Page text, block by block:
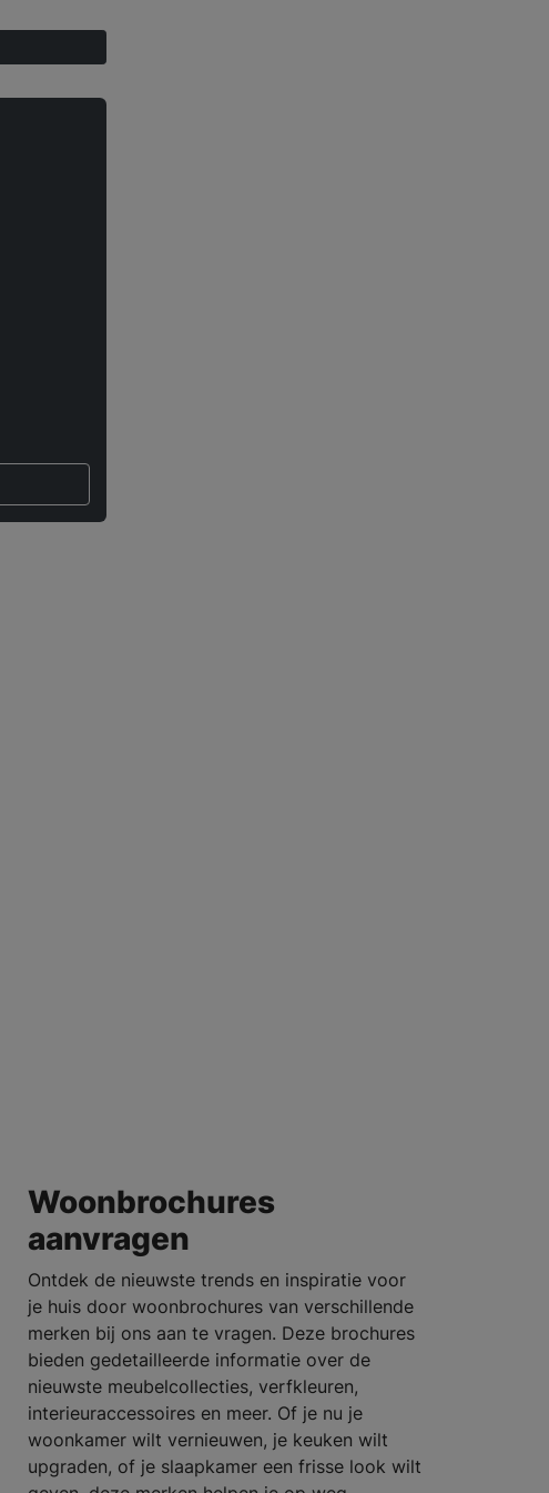
Woonbrochures
aanvragen
Ontdek de nieuwste trends en inspiratie voor
je huis door woonbrochures van verschillende
merken bij ons aan te vragen. Deze brochures
bieden gedetailleerde informatie over de
nieuwste meubelcollecties, verfkleuren,
interieuraccessoires en meer. Of je nu je
woonkamer wilt vernieuwen, je keuken wilt
upgraden, of je slaapkamer een frisse look wilt